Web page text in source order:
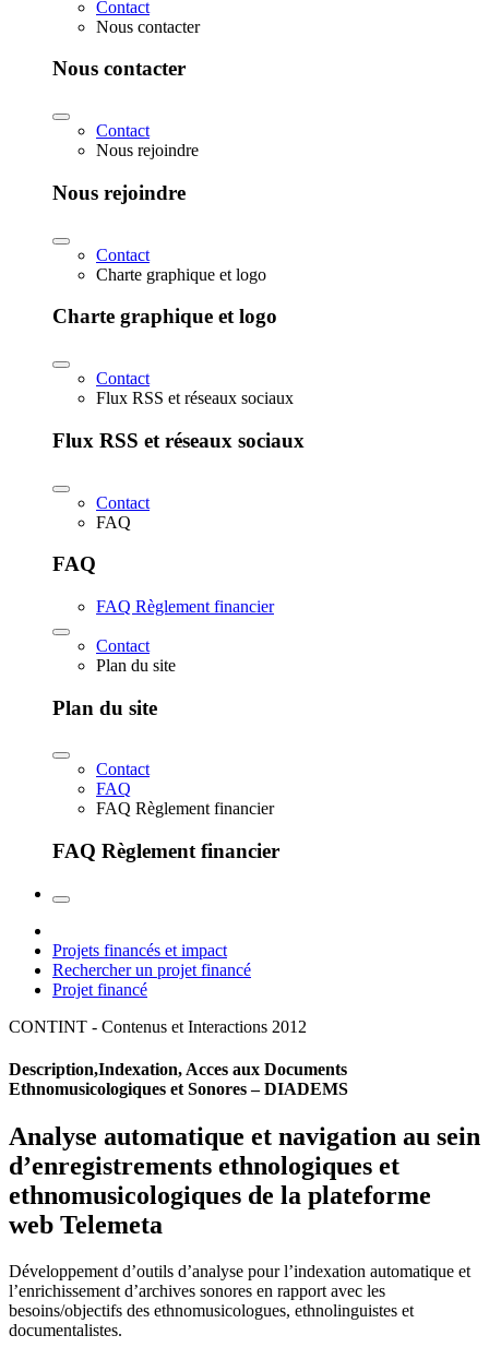
Contact
Nous contacter
Nous contacter
Contact
Nous rejoindre
Nous rejoindre
Contact
Charte graphique et logo
Charte graphique et logo
Contact
Flux RSS et réseaux sociaux
Flux RSS et réseaux sociaux
Contact
FAQ
FAQ
FAQ Règlement financier
Contact
Plan du site
Plan du site
Contact
FAQ
FAQ Règlement financier
FAQ Règlement financier
Projets financés et impact
Rechercher un projet financé
Projet financé
CONTINT - Contenus et Interactions 2012
Description,Indexation, Acces aux Documents
Ethnomusicologiques et Sonores – DIADEMS
Analyse automatique et navigation au sein
d’enregistrements ethnologiques et
ethnomusicologiques de la plateforme
web Telemeta
Développement d’outils d’analyse pour l’indexation automatique et
l’enrichissement d’archives sonores en rapport avec les
besoins/objectifs des ethnomusicologues, ethnolinguistes et
documentalistes.